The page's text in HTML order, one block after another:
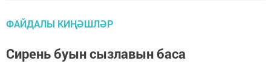
ФАЙДАЛЫ КИҢӘШЛӘР
Сирень буын сызлавын баса